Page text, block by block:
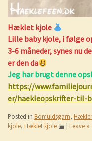
Hæklet kjole
Lille baby kjole, i følge
3-6 måneder, synes nu
er den da
Jeg har brugt denne
https://
er/haekleopskrifter-til-
Posted in Bomuldsgarn,
kjole, Hæklet kjole | Leave